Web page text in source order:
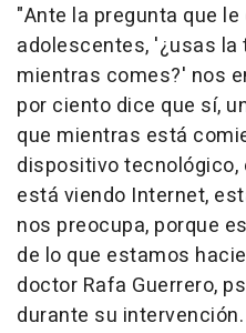
"Ante la pregunta que
adolescentes, '¿usas la
mientras comes?' nos
por ciento dice que sí,
que mientras está
dispositivo tecnológico,
está viendo Internet,
nos preocupa, porque
de lo que estamos
doctor Rafa Guerrero,
durante su intervención.